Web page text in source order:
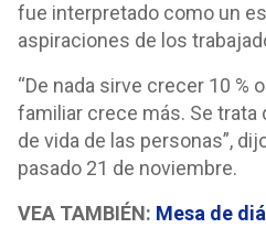
fue interpretado como un
aspiraciones de los
“De nada sirve crecer 10 %
familiar crece más. Se trata
de vida de las personas”,
pasado 21 de noviembre.
VEA TAMBIÉN: Mesa de